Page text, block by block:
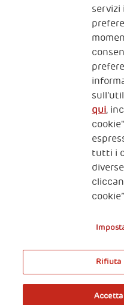
2, Piazza
Fiscal code
VAT
Privacy &
A
Prenota
servizi
qui,
tutti i